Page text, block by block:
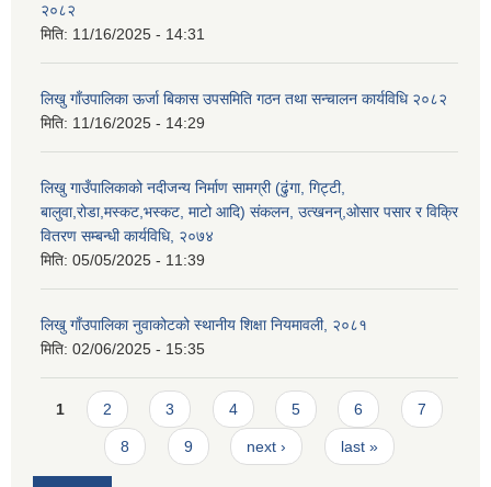
२०८२
मिति: 11/16/2025 - 14:31
लिखु गाँउपालिका ऊर्जा बिकास उपसमिति गठन तथा सन्चालन कार्यविधि २०८२
मिति: 11/16/2025 - 14:29
लिखु गाउँपालिकाको नदीजन्य निर्माण सामग्री (ढुंगा, गिट्टी,
बालुवा,रोडा,मस्कट,भस्कट, माटो आदि) संकलन, उत्खनन्,ओसार पसार र विक्रि
वितरण सम्बन्धी कार्यविधि, २०७४
मिति: 05/05/2025 - 11:39
लिखु गाँउपालिका नुवाकोटको स्थानीय शिक्षा नियमावली, २०८१
मिति: 02/06/2025 - 15:35
Pages
1 2 3 4 5 6 7
8 9 next › last »